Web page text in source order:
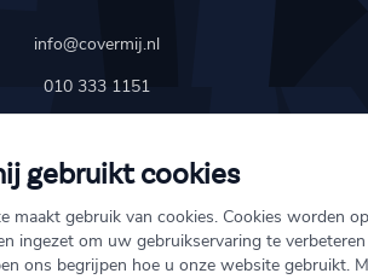
info@covermij.nl
010 333 1151
3011 BH Rotterdam
Over ons
gebruikt cookies
maakt gebruik van cookies. Cookies worden
ingezet om uw gebruikservaring te
ons begrijpen hoe u onze website gebruikt.